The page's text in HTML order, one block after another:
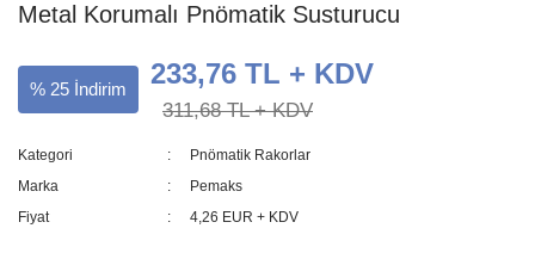
Metal Korumalı Pnömatik Susturucu
% 25 İndirim 233,76 TL + KDV
311,68 TL + KDV
Kategori
Pnömatik Rakorlar
Marka
Pemaks
Fiyat
4,26 EUR + KDV